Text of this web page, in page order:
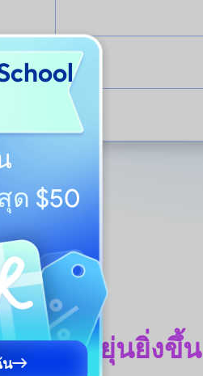
ละยืดหยุ่นยิ่งขึ้น
ด $50
น